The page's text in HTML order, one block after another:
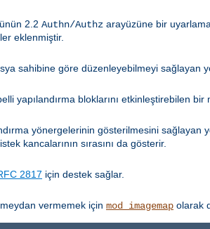
2.2 Authn/Authz arayüzüne bir
eklenmiştir.
sahibine göre düzenleyebilmeyi sağlayan
yapılandırma bloklarını etkinleştirebilen bir
yönergelerinin gösterilmesini sağlayan
kancalarının sırasını da gösterir.
2817 için destek sağlar.
vermemek için mod_imagemap olarak